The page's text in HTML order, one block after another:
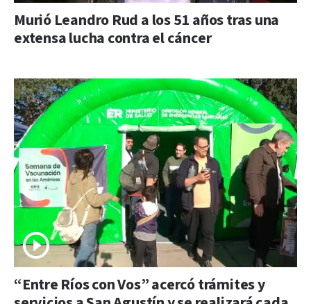
Murió Leandro Rud a los 51 años tras una
extensa lucha contra el cáncer
“Entre Ríos con Vos” acercó trámites y